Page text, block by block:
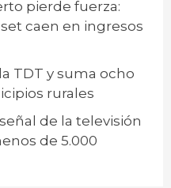
pierde fuerza:
caen en ingresos
TDT y suma ocho
rurales
de la televisión
de 5.000